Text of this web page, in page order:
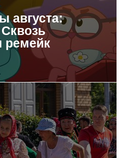
августа:
ремейк